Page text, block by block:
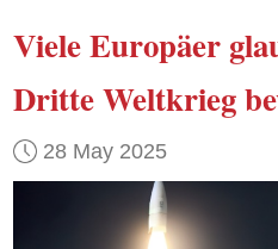
Viele Europäer
Dritte Weltkrieg
28 May 2025